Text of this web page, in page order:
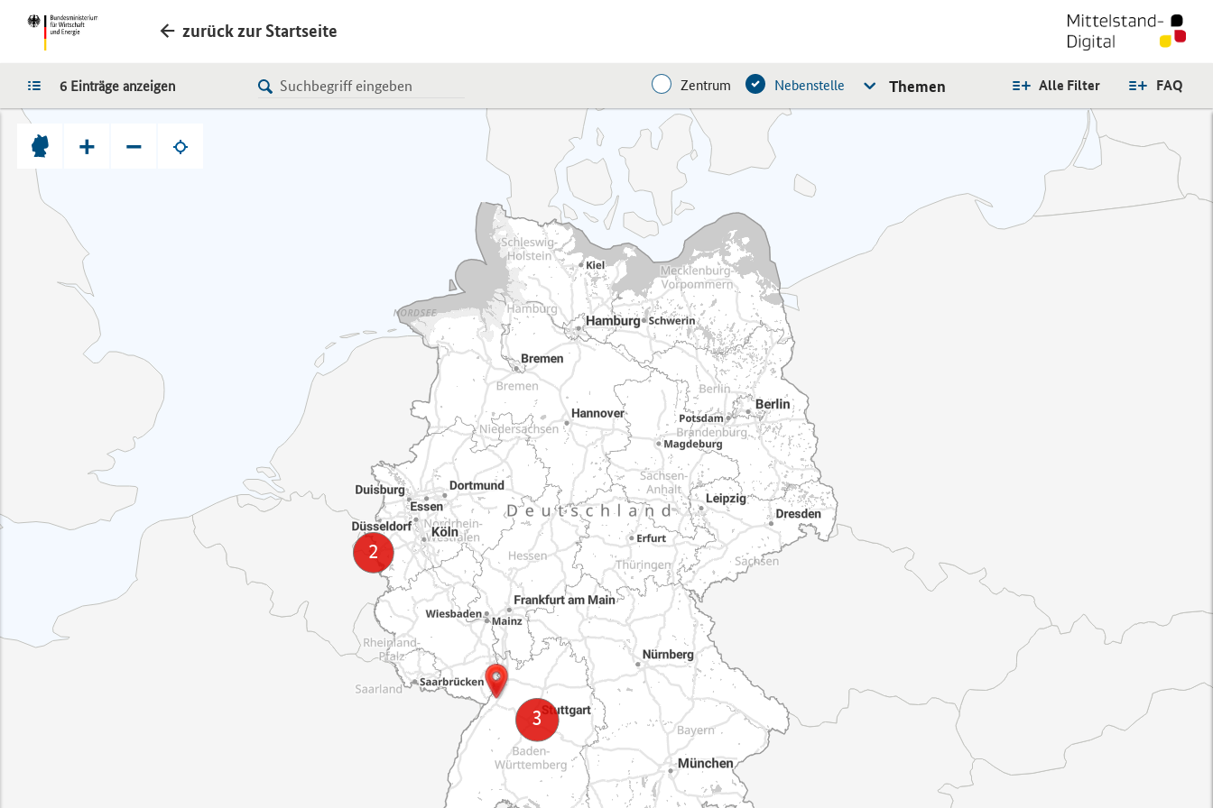
zurück zur Startseite
LISTE FAQ
Alle Filter
Zentrum Nebenstelle Themen
6 Einträge anzeigen
+ −